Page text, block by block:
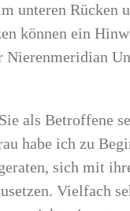
unteren Rücken
können ein
Nierenmeridian
als Betroffene
habe ich zu
sich mit
Vielfach